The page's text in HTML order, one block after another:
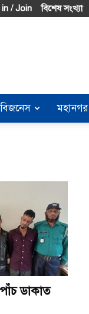
/ Join বিশেষ সংখ্যা
বিজনেস মহানগর
ডাকাত